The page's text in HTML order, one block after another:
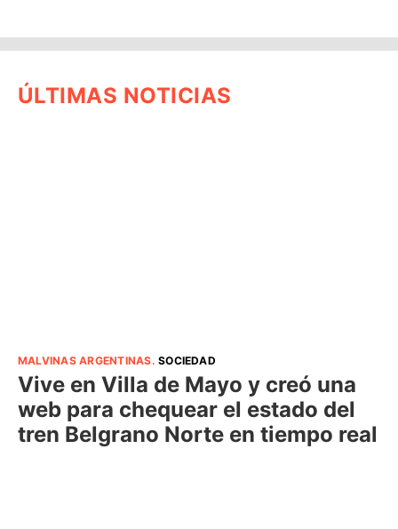
ÚLTIMAS NOTICIAS
MALVINAS ARGENTINAS.SOCIEDAD
Vive en Villa de Mayo y creó una
web para chequear el estado del
tren Belgrano Norte en tiempo real